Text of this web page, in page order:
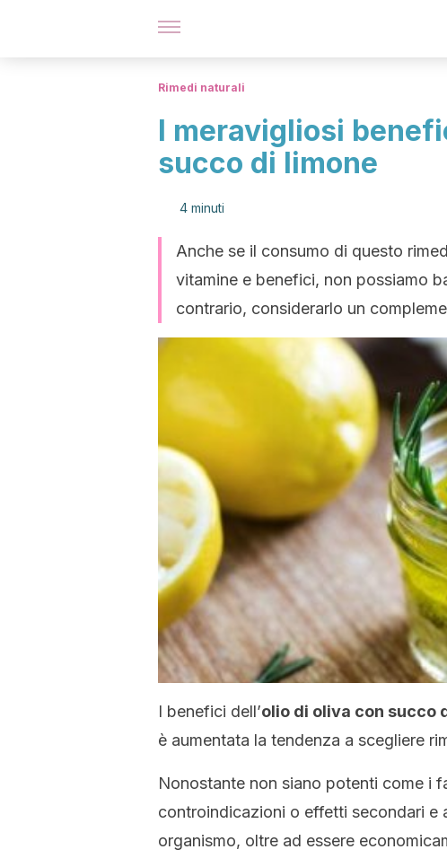
Rimedi naturali
I meravigliosi
succo di limone
4 minuti
Anche se il consumo di questo
vitamine e benefici, non possiamo
contrario, considerarlo un
I benefici dell’olio di oliva con succo
è aumentata la tendenza a scegliere
Nonostante non siano potenti come i
controindicazioni o effetti secondari e
organismo, oltre ad essere